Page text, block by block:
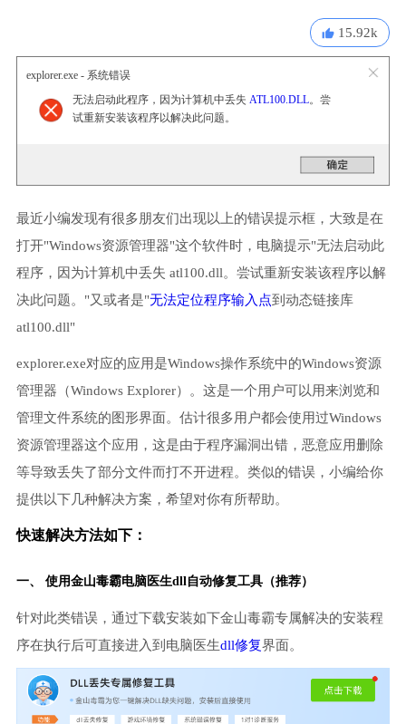
15.92k
explorer.exe - 系统错误
无法启动此程序，因为计算机中丢失 ATL100.DLL。尝
试重新安装该程序以解决此问题。
最近小编发现有很多朋友们出现以上的错误提示框，大致是在
打开"Windows资源管理器"这个软件时，电脑提示"无法启动此
程序，因为计算机中丢失 atl100.dll。尝试重新安装该程序以解
决此问题。"又或者是"无法定位程序输入点到动态链接库
atl100.dll"
explorer.exe对应的应用是Windows操作系统中的Windows资源
管理器（Windows Explorer）。这是一个用户可以用来浏览和
管理文件系统的图形界面。估计很多用户都会使用过Windows
资源管理器这个应用，这是由于程序漏洞出错，恶意应用删除
等导致丢失了部分文件而打不开进程。类似的错误，小编给你
提供以下几种解决方案，希望对你有所帮助。
快速解决方法如下：
一、 使用金山毒霸电脑医生dll自动修复工具（推荐）
针对此类错误，通过下载安装如下金山毒霸专属解决的安装程
序在执行后可直接进入到电脑医生dll修复界面。